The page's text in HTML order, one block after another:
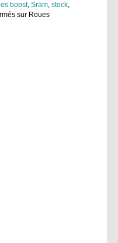
boost, Sram, stock,
sur Roues